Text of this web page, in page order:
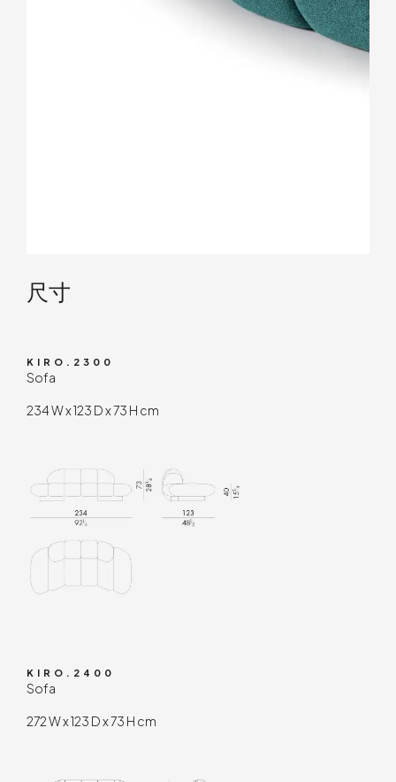
尺寸
KIRO.2300
Sofa
234 W x 123 D x 73 H cm
KIRO.2400
Sofa
272 W x 123 D x 73 H cm